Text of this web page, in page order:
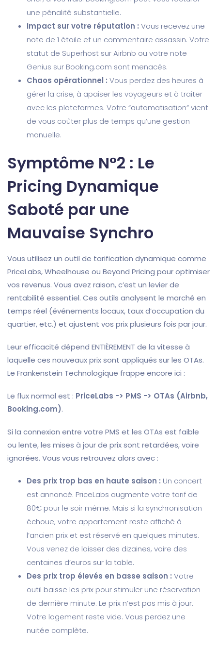
une pénalité substantielle.
Impact sur votre réputation : Vous recevez une
note de 1 étoile et un commentaire assassin. Votre
statut de Superhost sur Airbnb ou votre note
Genius sur Booking.com sont menacés.
Chaos opérationnel : Vous perdez des heures à
gérer la crise, à apaiser les voyageurs et à traiter
avec les plateformes. Votre “automatisation” vient
de vous coûter plus de temps qu’une gestion
manuelle.
Symptôme N°2 : Le
Pricing Dynamique
Saboté par une
Mauvaise Synchro
Vous utilisez un outil de tarification dynamique comme
PriceLabs, Wheelhouse ou Beyond Pricing pour optimiser
vos revenus. Vous avez raison, c’est un levier de
rentabilité essentiel. Ces outils analysent le marché en
temps réel (événements locaux, taux d’occupation du
quartier, etc.) et ajustent vos prix plusieurs fois par jour.
Leur efficacité dépend ENTIÈREMENT de la vitesse à
laquelle ces nouveaux prix sont appliqués sur les OTAs.
Le Frankenstein Technologique frappe encore ici :
Le flux normal est : PriceLabs -> PMS -> OTAs (Airbnb,
Booking.com).
Si la connexion entre votre PMS et les OTAs est faible
ou lente, les mises à jour de prix sont retardées, voire
ignorées. Vous vous retrouvez alors avec :
Des prix trop bas en haute saison : Un concert
est annoncé. PriceLabs augmente votre tarif de
80€ pour le soir même. Mais si la synchronisation
échoue, votre appartement reste affiché à
l’ancien prix et est réservé en quelques minutes.
Vous venez de laisser des dizaines, voire des
centaines d’euros sur la table.
Des prix trop élevés en basse saison : Votre
outil baisse les prix pour stimuler une réservation
de dernière minute. Le prix n’est pas mis à jour.
Votre logement reste vide. Vous perdez une
nuitée complète.